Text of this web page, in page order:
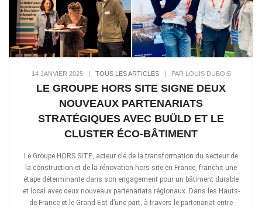
14 JANVIER 2025| TOUS LES ARTICLES| PAR LOUIS DUBOIS
LE GROUPE HORS SITE SIGNE DEUX
NOUVEAUX PARTENARIATS
STRATÉGIQUES AVEC BUÜLD ET LE
CLUSTER ÉCO-BÂTIMENT
Le Groupe HORS SITE, acteur clé de la transformation du secteur de
la construction et de la rénovation hors-site en France, franchit une
étape déterminante dans son engagement pour un bâtiment durable
et local avec deux nouveaux partenariats régionaux. Dans les Hauts-
de-France et le Grand Est d’une part, à travers le partenariat entre